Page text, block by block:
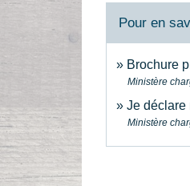
Pour en
Brochure
Ministère
Je déclare
Ministère